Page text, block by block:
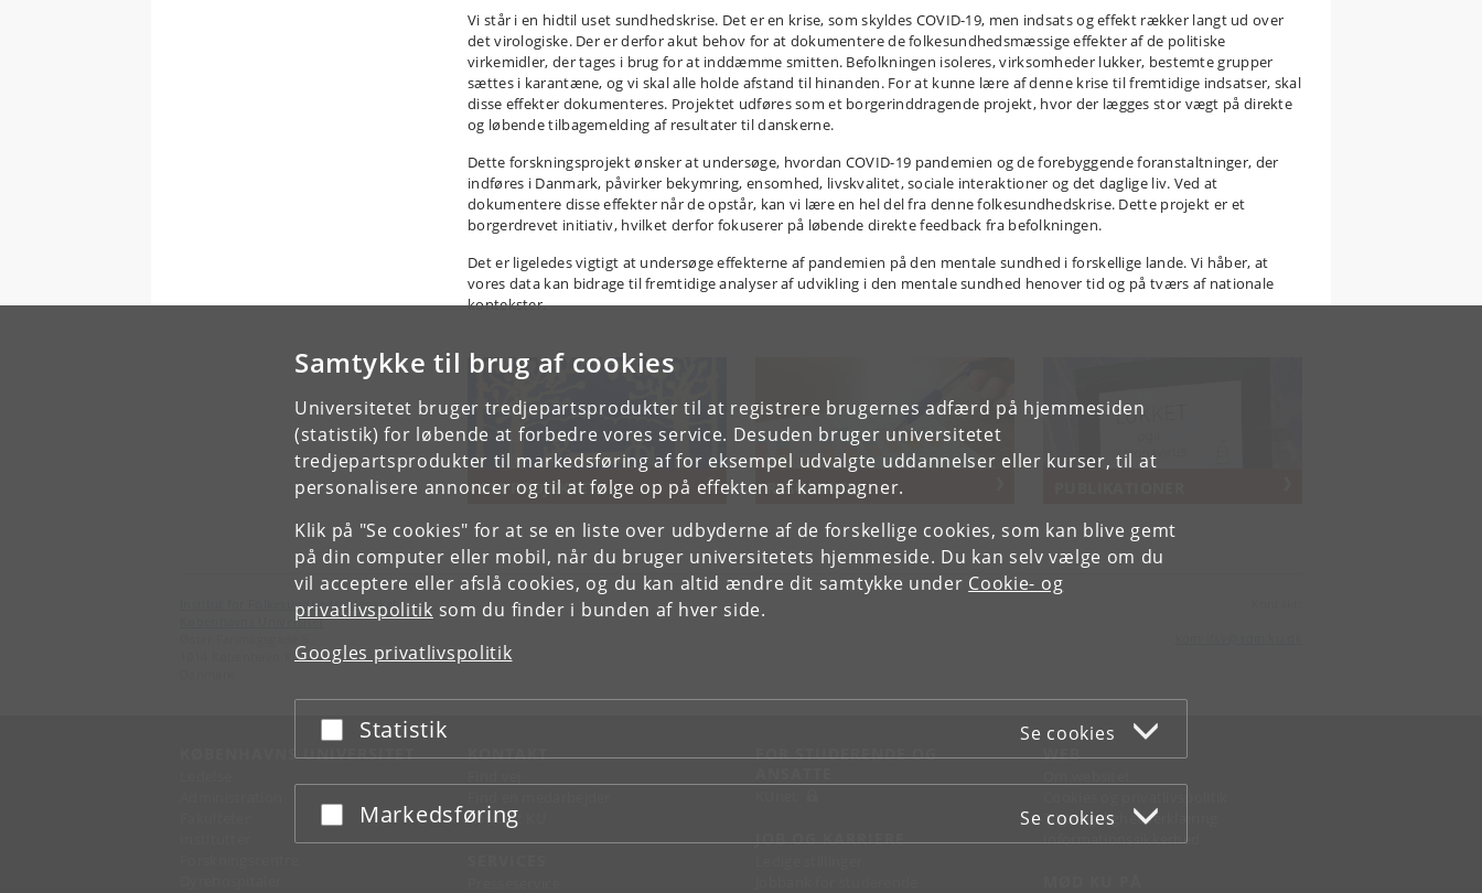
Samtykke til brug af cookies
Universitetet bruger tredjepartsprodukter til at registrere brugernes adfærd på hjemmesiden
(statistik) for løbende at forbedre vores service. Desuden bruger universitetet
tredjepartsprodukter til markedsføring af for eksempel udvalgte uddannelser eller kurser, til at
personalisere annoncer og til at følge op på effekten af kampagner.
Klik på "Se cookies" for at se en liste over udbyderne af de forskellige cookies, som kan blive gemt
på din computer eller mobil, når du bruger universitetets hjemmeside. Du kan selv vælge om du
vil acceptere eller afslå cookies, og du kan altid ændre dit samtykke under Cookie- og
privatlivspolitik som du finder i bunden af hver side.
Googles privatlivspolitik
Acceptér eller afslå
Statistik Se cookies
Acceptér eller afslå
Markedsføring Se cookies
Vi står i en hidtil uset sundhedskrise. Det er en krise, som skyldes COVID-19, men indsats og effekt rækker langt ud over
det virologiske. Der er derfor akut behov for at dokumentere de folkesundhedsmæssige effekter af de politiske
virkemidler, der tages i brug for at inddæmme smitten. Befolkningen isoleres, virksomheder lukker, bestemte grupper
sættes i karantæne, og vi skal alle holde afstand til hinanden. For at kunne lære af denne krise til fremtidige indsatser, skal
disse effekter dokumenteres. Projektet udføres som et borgerinddragende projekt, hvor der lægges stor vægt på direkte
og løbende tilbagemelding af resultater til danskerne.
Dette forskningsprojekt ønsker at undersøge, hvordan COVID-19 pandemien og de forebyggende foranstaltninger, der
indføres i Danmark, påvirker bekymring, ensomhed, livskvalitet, sociale interaktioner og det daglige liv. Ved at
dokumentere disse effekter når de opstår, kan vi lære en hel del fra denne folkesundhedskrise. Dette projekt er et
borgerdrevet initiativ, hvilket derfor fokuserer på løbende direkte feedback fra befolkningen.
Det er ligeledes vigtigt at undersøge effekterne af pandemien på den mentale sundhed i forskellige lande. Vi håber, at
vores data kan bidrage til fremtidige analyser af udvikling i den mentale sundhed henover tid og på tværs af nationale
kontekster.
OM PROJEKTET RESULTATER
Institut for Folkesundhedsvidenskab
Københavns Universitet
KØBENHAVNS UNIVERSITET KONTAKT
Kontakt KU
FOR STUDERENDE OG
JOB OG KARRIERE
WEB
Tilgængelighedserklæring
Informationssikkerhed